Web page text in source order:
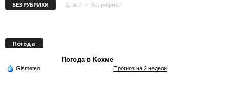
БЕЗ РУБРИКИ Домой Без рубрики
Погода
Погода в Кохме
Gismeteo Прогноз на 2 недели